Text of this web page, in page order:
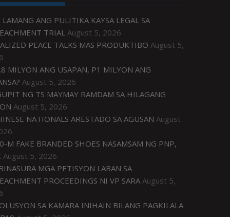
LAMANG ANG PULITIKA KAYSA LEGAL SA
TRIAL August 5, 2026
PEACE TALKS MAS PRODUKTIBO August 5,
MILYON ANG USAPAN, P1 MILYON ANG
August 5, 2026
NG TS MAYMAY RAMDAM SA HILAGANG
August 5, 2026
NATIONALS ARESTADO SA AGUSAN August
M FAKE BRANDED SHOES NASAMSAM NG PNP,
August 5, 2026
MGA PETISYON LABAN SA
PROCEEDINGS NI VP SARA August 5,
SA KAMARA INIHAIN BILANG PAGKILALA